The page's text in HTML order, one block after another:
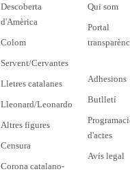
Descoberta
d'Amèrica
Colom
Servent/Cervantes
Lletres catalanes
Lleonard/Leonardo
Altres figures
Censura
Corona catalano-
Qui som
Portal
Adhesions
Butlletí
d'actes
Avís legal